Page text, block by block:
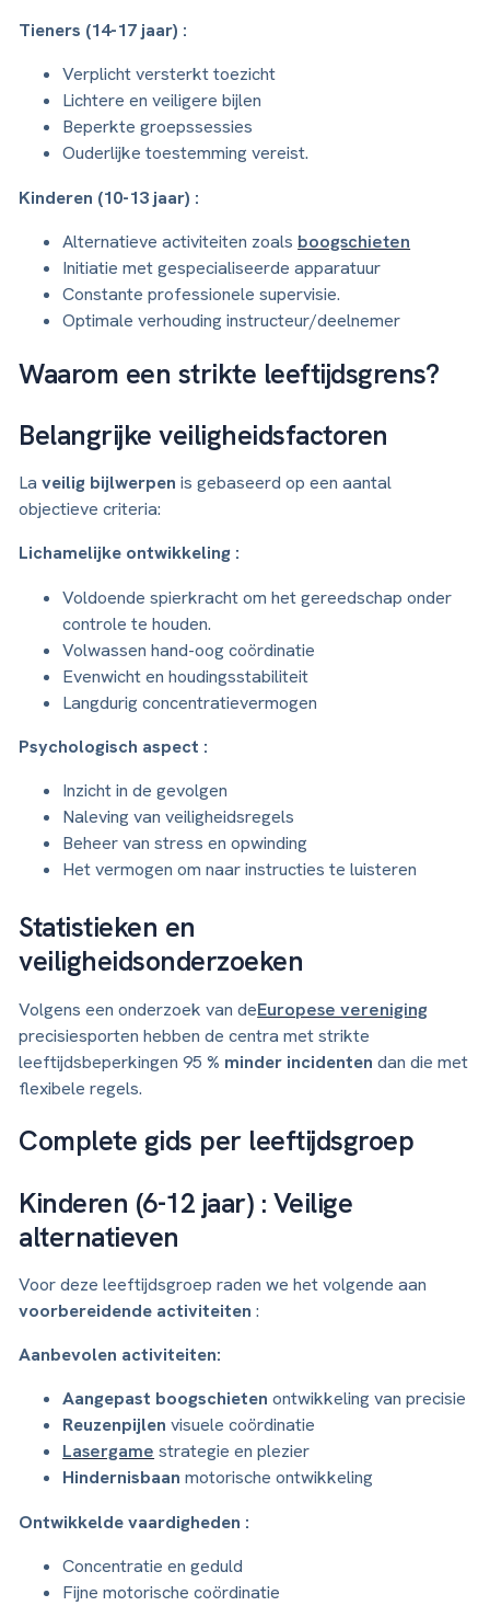
Tieners (14-17 jaar) :
Verplicht versterkt toezicht
Lichtere en veiligere bijlen
Beperkte groepssessies
Ouderlijke toestemming vereist.
Kinderen (10-13 jaar) :
Alternatieve activiteiten zoals boogschieten
Initiatie met gespecialiseerde apparatuur
Constante professionele supervisie.
Optimale verhouding instructeur/deelnemer
Waarom een strikte leeftijdsgrens?
Belangrijke veiligheidsfactoren
Laveilig bijlwerpen is gebaseerd op een aantal
objectieve criteria:
Lichamelijke ontwikkeling :
Voldoende spierkracht om het gereedschap onder
controle te houden.
Volwassen hand-oog coördinatie
Evenwicht en houdingsstabiliteit
Langdurig concentratievermogen
Psychologisch aspect :
Inzicht in de gevolgen
Naleving van veiligheidsregels
Beheer van stress en opwinding
Het vermogen om naar instructies te luisteren
Statistieken en
veiligheidsonderzoeken
Volgens een onderzoek van deEuropese vereniging
precisiesporten hebben de centra met strikte
leeftijdsbeperkingen 95% minder incidenten dan die met
flexibele regels.
Complete gids per leeftijdsgroep
Kinderen (6-12 jaar) : Veilige
alternatieven
Voor deze leeftijdsgroep raden we het volgende aan
voorbereidende activiteiten :
Aanbevolen activiteiten:
Aangepast boogschieten ontwikkeling van precisie
Reuzenpijlen visuele coördinatie
Lasergame strategie en plezier
Hindernisbaan motorische ontwikkeling
Ontwikkelde vaardigheden :
Concentratie en geduld
Fijne motorische coördinatie